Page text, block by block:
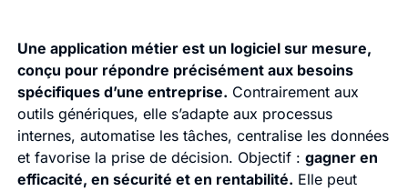
Une application métier est un logiciel sur mesure,
conçu pour répondre précisément aux besoins
spécifiques d’une entreprise. Contrairement aux
outils génériques, elle s’adapte aux processus
internes, automatise les tâches, centralise les données
et favorise la prise de décision. Objectif : gagner en
efficacité, en sécurité et en rentabilité. Elle peut